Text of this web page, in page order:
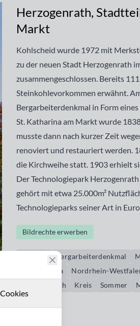
Herzogenrath,
Markt
Kohlscheid wurde 1972 mit
zu der neuen Stadt Herzogenrath
zusammengeschlossen. Bereits
Steinkohlevorkommen erwähnt.
Bergarbeiterdenkmal in Form
St. Katharina am Markt wurde
musste dann nach kurzer Zeit
renoviert und restauriert werden.
die Kirchweihe statt. 1903 erhielt
Der Technologiepark
gehört mit etwa 25.000m²
Technologieparks seiner Art in
Bildrechte erwerben
Bergarbeiterdenkmal
St. Katharina
Nordrhein-
Herzogenrath
Kreis Sommer
Brunnen